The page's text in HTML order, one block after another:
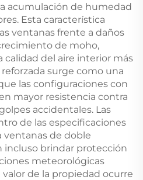
acumulación de humedad
Esta característica
ventanas frente a daños
de moho,
calidad del aire interior más
surge como una
las configuraciones con
mayor resistencia contra
accidentales. Las
de las especificaciones
ventanas de doble
incluso brindar protección
meteorológicas
de la propiedad ocurre